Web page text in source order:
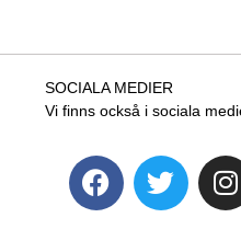
SOCIALA MEDIER
Vi finns också i sociala